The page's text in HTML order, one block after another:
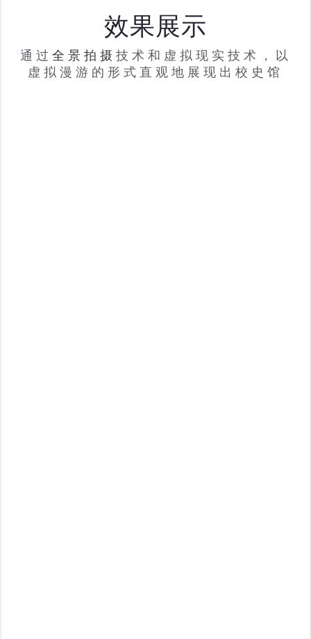
效果展示
通过 全景拍摄 技术和虚拟现实技术，以
虚拟漫游的形式直观地展现出校史馆